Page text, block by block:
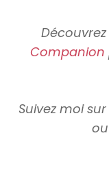
Companion
Suivez moi sur